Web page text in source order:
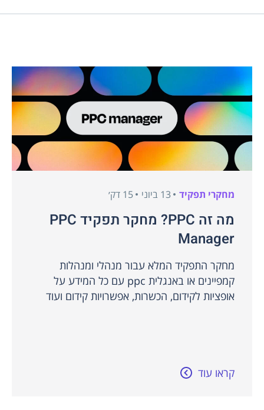
מחקרי תפקיד 13 ביוני 15 דק׳
מה זה PPC? מחקר תפקיד PPC
Manager
מחקר התפקיד המלא עבור מנהלי ומנהלות
קמפיינים או באנגלית ppc עם כל המידע על
אופציות לקידום, הכשרות, אפשרויות קידום ועוד
קראו עוד